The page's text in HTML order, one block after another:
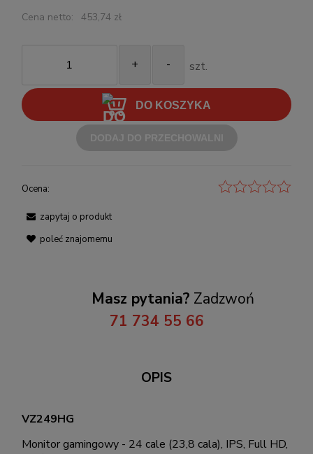
Cena netto: 453,74 zł
+ - szt.
DO KOSZYKA
Ocena:
zapytaj o produkt
poleć znajomemu
Masz pytania? Zadzwoń
71 734 55 66
OPIS
VZ249HG
Monitor gamingowy - 24 cale (23,8 cala), IPS, Full HD,